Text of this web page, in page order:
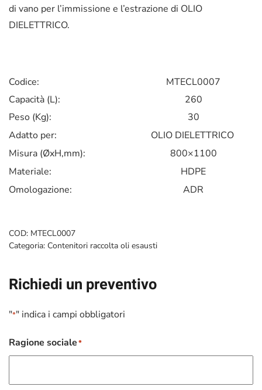
di vano per l’immissione e l’estrazione di OLIO
DIELETTRICO.
Codice:
MTECL0007
Capacità (L):
260
Peso (Kg):
30
Adatto per:
OLIO DIELETTRICO
Misura (ØxH,mm):
800×1100
Materiale:
HDPE
Omologazione:
ADR
COD: MTECL0007
Categoria: Contenitori raccolta oli esausti
Richiedi un preventivo
"*" indica i campi obbligatori
Ragione sociale*